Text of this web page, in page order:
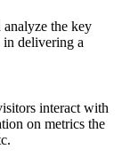
analyze the key
in delivering a
interact with
on metrics the